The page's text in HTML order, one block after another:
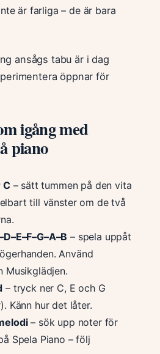
är farliga – de är bara
ansågs tabu är i dag
öppnar för
igång med
piano
C– sätt tummen på den vita
till vänster om de två
– spela uppåt
Använd
Musikglädjen.
– tryck ner C, E och G
Känn hur det låter.
– sök upp noter för
Spela Piano – följ